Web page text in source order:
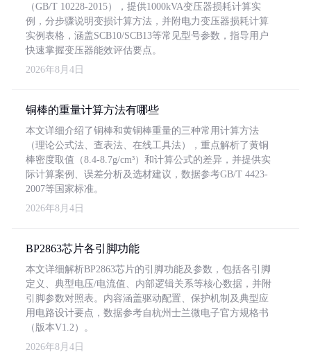
（GB/T 10228-2015），提供1000kVA变压器损耗计算实
例，分步骤说明变损计算方法，并附电力变压器损耗计算
实例表格，涵盖SCB10/SCB13等常见型号参数，指导用户
快速掌握变压器能效评估要点。
2026年8月4日
铜棒的重量计算方法有哪些
本文详细介绍了铜棒和黄铜棒重量的三种常用计算方法
（理论公式法、查表法、在线工具法），重点解析了黄铜
棒密度取值（8.4-8.7g/cm³）和计算公式的差异，并提供实
际计算案例、误差分析及选材建议，数据参考GB/T 4423-
2007等国家标准。
2026年8月4日
BP2863芯片各引脚功能
本文详细解析BP2863芯片的引脚功能及参数，包括各引脚
定义、典型电压/电流值、内部逻辑关系等核心数据，并附
引脚参数对照表。内容涵盖驱动配置、保护机制及典型应
用电路设计要点，数据参考自杭州士兰微电子官方规格书
（版本V1.2）。
2026年8月4日